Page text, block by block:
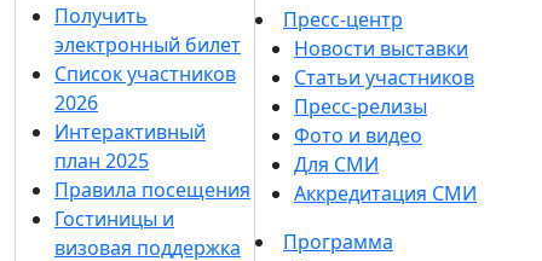
Получить
электронный билет
Список участников
2026
Интерактивный
план 2025
Правила посещения
Гостиницы и
визовая поддержка
Пресс-центр
Новости выставки
Статьи участников
Пресс-релизы
Фото и видео
Для СМИ
Аккредитация СМИ
Программа